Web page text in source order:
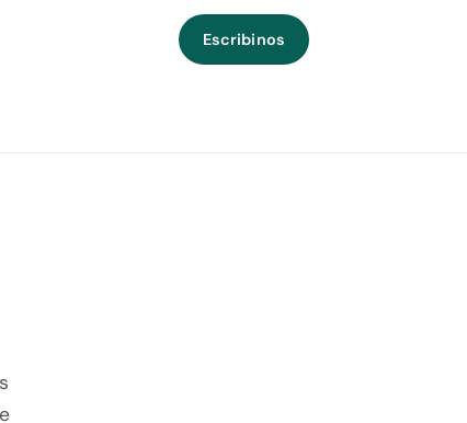
Escribinos